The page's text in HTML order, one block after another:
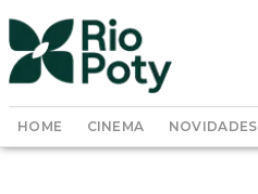
HOME CINEMA NOVIDADES